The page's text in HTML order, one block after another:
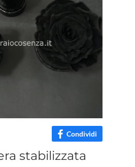
Condividi
stabilizzata